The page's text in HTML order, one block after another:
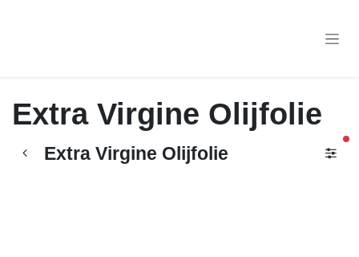
Extra Virgine Olijfolie
Extra Virgine Olijfolie